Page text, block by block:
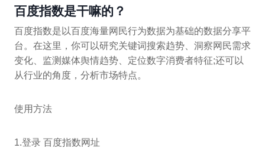
百度指数是干嘛的？
百度指数是以百度海量网民行为数据为基础的数据分享平
台。在这里，你可以研究关键词搜索趋势、洞察网民需求
变化、监测媒体舆情趋势、定位数字消费者特征;还可以
从行业的角度，分析市场特点。
使用方法
1.登录 百度指数网址